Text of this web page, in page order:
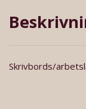
Skrivbords/